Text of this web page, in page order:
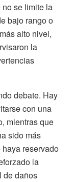
se limite la
bajo rango o
alto nivel,
la
debate. Hay
con una
mientras que
sido más
reservado
la
de daños